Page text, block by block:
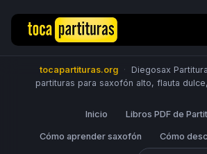
tocapartituras.org ·
Diegosax
partituras para saxofón alto, flauta
chelo, fagot, bombardino, fliscorno,
Scores. PUBLICA
Inicio Libros PDF de
Cómo aprender saxofón Cómo